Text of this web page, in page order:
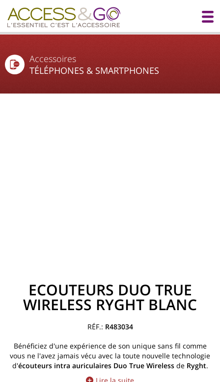
Accessoires
TÉLÉPHONES & SMARTPHONES
ECOUTEURS DUO TRUE
WIRELESS RYGHT BLANC
R483034
Bénéficiez d'une expérience de son unique sans fil comme
vous ne l'avez jamais vécu avec la toute nouvelle technologie
d'écouteurs intra auriculaires Duo True Wirelessde Ryght.